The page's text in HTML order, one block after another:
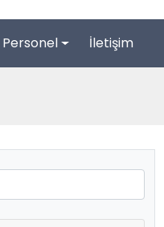
Personel İletişim